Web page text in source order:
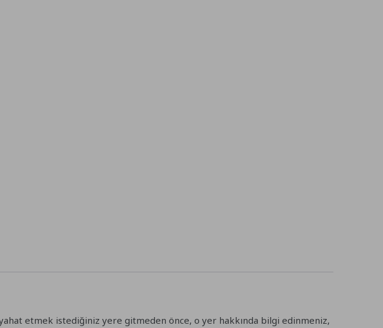
etmek istediğiniz yere gitmeden önce, o yer hakkında bilgi edinmeniz,